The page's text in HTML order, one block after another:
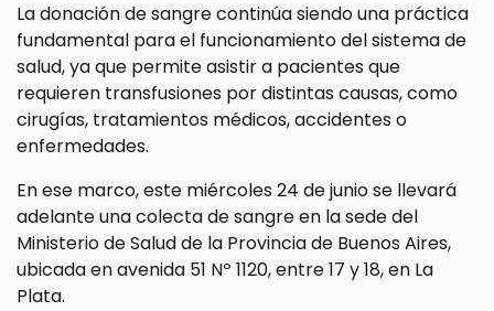
La donación de sangre continúa siendo una práctica
fundamental para el funcionamiento del sistema de
salud, ya que permite asistir a pacientes que
requieren transfusiones por distintas causas, como
cirugías, tratamientos médicos, accidentes o
enfermedades.
En ese marco, este miércoles 24 de junio se llevará
adelante una colecta de sangre en la sede del
Ministerio de Salud de la Provincia de Buenos Aires,
ubicada en avenida 51 Nº 1120, entre 17 y 18, en La
Plata.